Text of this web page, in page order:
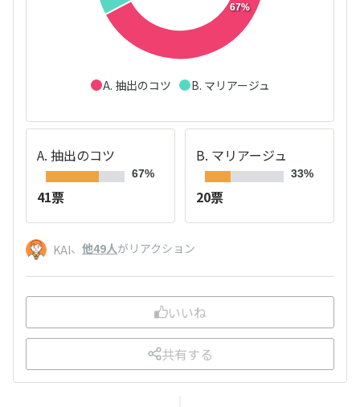
67%
A. 抽出のコツ B. マリアージュ
A. 抽出のコツ
67%
41票
B. マリアージュ
33%
20票
KAI、 他49人がリアクション
いいね
共有する